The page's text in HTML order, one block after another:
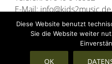
E-Mail: info@kids2music.de
Diese Website benutzt
Sie die Website weiter
OK